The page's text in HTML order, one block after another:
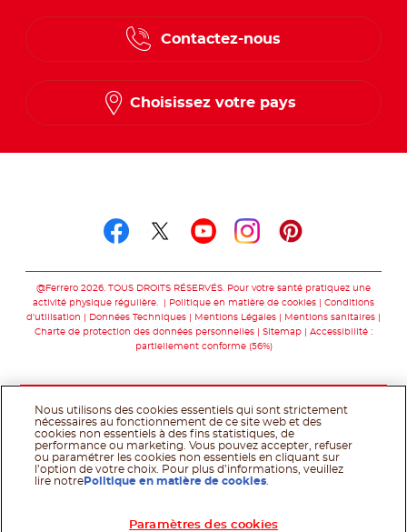
Contactez-nous
Choisissez votre pays
@Ferrero 2026. TOUS DROITS RÉSERVÉS. Pour votre santé pratiquez une
activité physique régulière.
Politique en matière de cookies
Conditions
d'utilisation
Données Techniques Mentions Légales
Mentions sanitaires
Charte de protection des données personnelles
Sitemap
Accessibilité :
partiellement conforme (56%)
Nous utilisons des cookies essentiels qui sont strictement
nécessaires au fonctionnement de ce site web et des
cookies non essentiels à des fins statistiques, de
performance ou marketing. Vous pouvez accepter, refuser
ou paramétrer les cookies non essentiels en cliquant sur
l’option de votre choix. Pour plus d’informations, veuillez
lire notre Politique en matière de cookies
Paramètres des cookies